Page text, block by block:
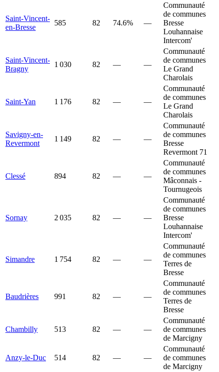
Saint-Vincent-
en-Bresse
585 82 74.6% —
Communauté
de communes
Bresse
Louhannaise
Intercom'
Saint-Vincent-
Bragny
1 030 82 — —
Communauté
de communes
Le Grand
Charolais
Saint-Yan 1 176 82 — —
Communauté
de communes
Le Grand
Charolais
Savigny-en-
Revermont
1 149 82 — —
Communauté
de communes
Bresse
Revermont 71
Clessé 894 82 — —
Communauté
de communes
Mâconnais -
Tournugeois
Sornay 2 035 82 — —
Communauté
de communes
Bresse
Louhannaise
Intercom'
Simandre 1 754 82 — —
Communauté
de communes
Terres de
Bresse
Baudrières 991 82 — —
Communauté
de communes
Terres de
Bresse
Chambilly 513 82 — —
Communauté
de communes
de Marcigny
Anzy-le-Duc 514 82 — —
Communauté
de communes
de Marcigny